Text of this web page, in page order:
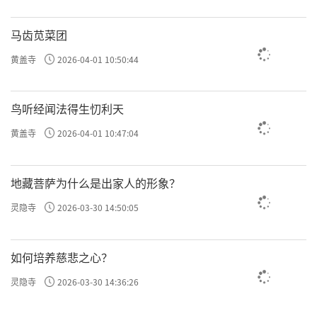
马齿苋菜团
黄盖寺 2026-04-01 10:50:44
鸟听经闻法得生忉利天
黄盖寺 2026-04-01 10:47:04
地藏菩萨为什么是出家人的形象？
灵隐寺 2026-03-30 14:50:05
如何培养慈悲之心？
灵隐寺 2026-03-30 14:36:26